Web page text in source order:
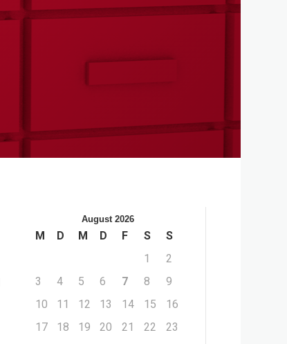
August 2026
M D M D F S
S
1
2
3
4 5 6 7 8
9
10
11 12 13 14 15
16
17
18 19 20 21 22
23